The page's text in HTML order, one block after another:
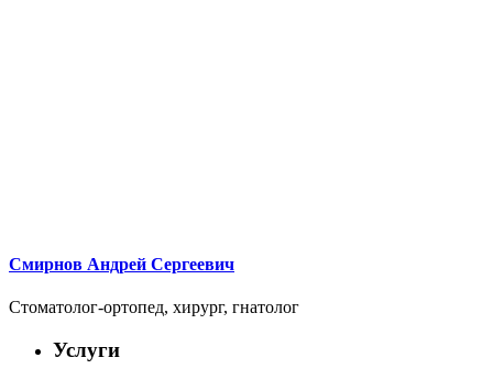
Смирнов Андрей Сергеевич
Стоматолог-ортопед, хирург, гнатолог
Услуги